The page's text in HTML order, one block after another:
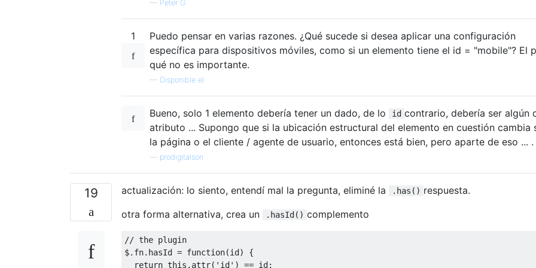
— Peter G
1
Puedo pensar en varias razones. ¿Qué sucede si desea aplicar una configuración
específica para dispositivos móviles, como si un elemento tiene el id = "mobile"? El
qué no es importante.
— Disponible el
Bueno, solo 1 elemento debería tener un dado, de lo id contrario, debería ser algún
atributo ... Supongo que si la ubicación estructural del elemento en cuestión cambia
la página o el cliente / agente de usuario, entonces está bien, pero aparte de eso ... .
prodigitalson
19 actualización: lo siento, entendí mal la pregunta, eliminé la .has() respuesta.
otra forma alternativa, crea un
.hasId() complemento
// the plugin
$. fn. hasId = function(id)
{
return this . attr( 'id' ) == id;